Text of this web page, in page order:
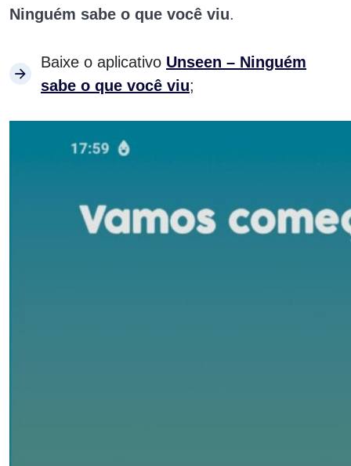
Ninguém sabe o que você viu.
Baixe o aplicativo Unseen – Ninguém
sabe o que você viu;